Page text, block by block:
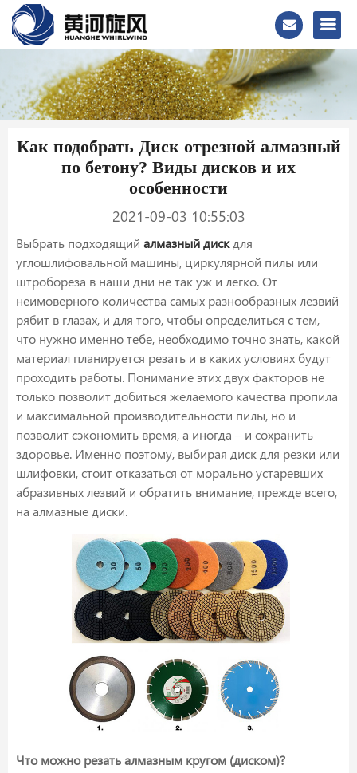
Как подобрать Диск отрезной алмазный
по бетону? Виды дисков и их
особенности
2021-09-03 10:55:03
Выбрать подходящий алмазный дискдля
углошлифовальной машины, циркулярной пилы или
штробореза в наши дни не так уж и легко. От
неимоверного количества самых разнообразных лезвий
рябит в глазах, и для того, чтобы определиться с тем,
что нужно именно тебе, необходимо точно знать, какой
материал планируется резать и в каких условиях будут
проходить работы. Понимание этих двух факторов не
только позволит добиться желаемого качества пропила
и максимальной производительности пилы, но и
позволит сэкономить время, а иногда – и сохранить
здоровье. Именно поэтому, выбирая диск для резки или
шлифовки, стоит отказаться от морально устаревших
абразивных лезвий и обратить внимание, прежде всего,
на алмазные диски.
Что можно резать алмазным кругом (диском)?